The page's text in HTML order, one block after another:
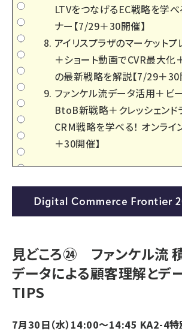
LTVをつなげるEC戦略を学べ
ナー【7/29＋30開催】
アイリスプラザのマーケット
＋ショート動画でCVR最大
の最新戦略を解説【7/29＋30
ファンケル流データ活用＋ビ
BtoB新戦略＋クレッシェンド
CRM戦略を学べる！ オンライ
＋30開催】
見どころ㉔ ファンケル流
データによる顧客理解とデ
TIPS
7月30日（水）14:00～14:45 KA2-4特